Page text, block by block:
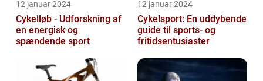
12 januar 2024
Cykelløb - Udforskning af
en energisk og
spændende sport
12 januar 2024
Cykelsport: En uddybende
guide til sports- og
fritidsentusiaster